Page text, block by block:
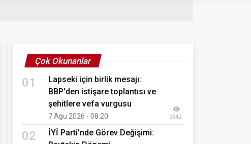
Çok Okunanlar
01
Lapseki için birlik mesajı:
BBP'den istişare toplantısı ve
şehitlere vefa vurgusu
7 Ağu 2026 - 08:20 2542
02
İYİ Parti'nde Görev Değişimi: